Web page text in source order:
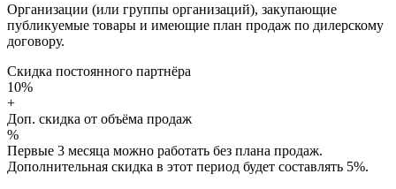
Организации (или группы организаций), закупающие
публикуемые товары и имеющие план продаж по дилерскому
договору.
Скидка постоянного партнёра
10%
+
Доп. скидка от объёма продаж
%
Первые 3 месяца можно работать без плана продаж.
Дополнительная скидка в этот период будет составлять 5%.